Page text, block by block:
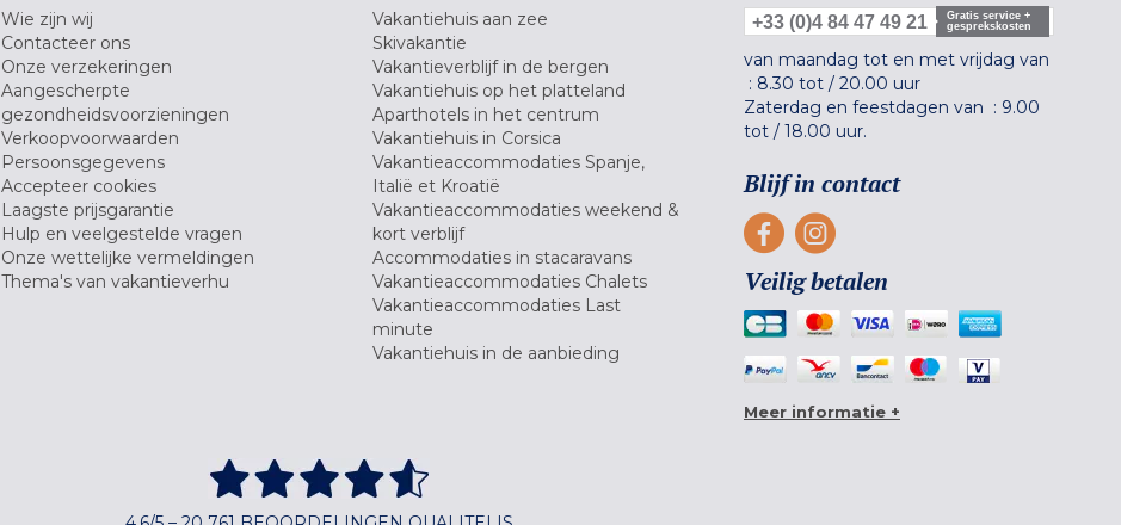
Wie zijn wij
Contacteer ons
Onze verzekeringen
Aangescherpte
gezondheidsvoorzieningen
Verkoopvoorwaarden
Persoonsgegevens
Accepteer cookies
Laagste prijsgarantie
Hulp en veelgestelde vragen
Onze wettelijke vermeldingen
Thema's van vakantieverhu
Vakantiehuis aan zee
Skivakantie
Vakantieverblijf in de bergen
Vakantiehuis op het platteland
Aparthotels in het centrum
Vakantiehuis in Corsica
Vakantieaccommodaties Spanje,
Italië et Kroatië
Vakantieaccommodaties weekend &
kort verblijf
Accommodaties in stacaravans
Vakantieaccommodaties Chalets
Vakantieaccommodaties Last
minute
Vakantiehuis in de aanbieding
+33 (0)4 84 47 49 21
Gratis service +
gesprekskosten
van maandag tot en met vrijdag van
: 8.30 tot / 20.00 uur
Zaterdag en feestdagen van : 9.00
tot / 18.00 uur.
Blijf in contact
Veilig betalen
Meer informatie +